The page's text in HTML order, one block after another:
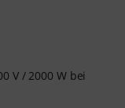
V / 2000 W bei